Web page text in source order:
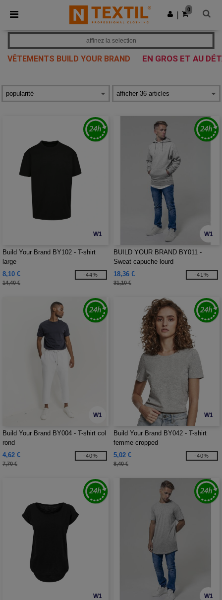
× Appli Ntextil
Meilleurs prix sur l’app !
Obtenir l'appli
0
VÊTEMENTS BUILD YOUR BRAND EN GROS ET AU
affinez la selection
W1
Build Your Brand BY102 - T-shirt
large
8,10 €
14,40 €
-44%
W1
BUILD YOUR BRAND BY011 -
Sweat capuche lourd
18,36 €
31,10 €
-41%
W1
Build Your Brand BY004 - T-shirt col
rond
4,62 €
7,70 €
-40%
W1
Build Your Brand BY042 - T-shirt
femme cropped
5,02 €
8,40 €
-40%
W1 W1